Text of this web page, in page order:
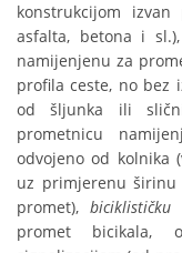
konstrukcijom
asfalta, betona i
namijenjenu za
profila ceste, no bez
od šljunka ili
prometnicu
odvojeno od kolnika
uz primjerenu širinu
promet),biciklističku
promet bicikala,